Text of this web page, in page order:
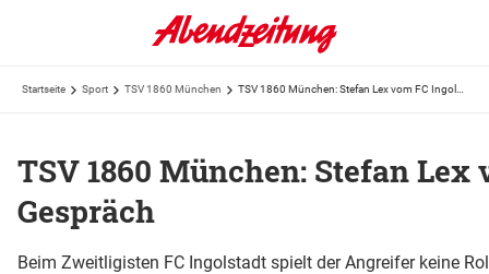
Startseite Sport TSV 1860 München
TSV 1860 München: Stefan
Gespräch
Beim Zweitligisten FC Ingolstadt spielt der Angreifer keine